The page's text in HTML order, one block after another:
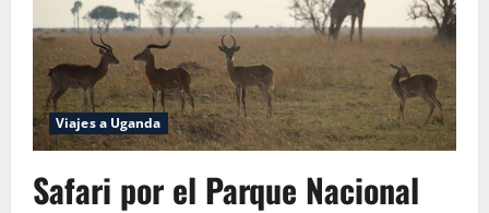
Viajes a Uganda
Safari por el Parque Nacional